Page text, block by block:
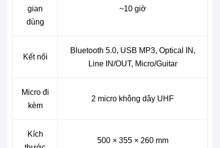
gian
dùng
~10 giờ
Kết nối
Bluetooth 5.0, USB MP3, Optical IN,
Line IN/OUT, Micro/Guitar
Micro đi
kèm
2 micro không dây UHF
Kích
500 × 355 × 260 mm